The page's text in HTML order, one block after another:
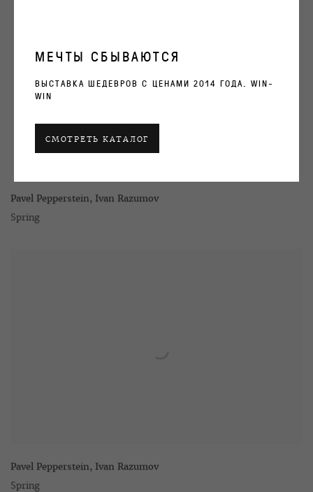
Pavel Pepperstein, Ivan Razumov
Spring
Pavel Pepperstein, Ivan Razumov
Spring
МЕЧТЫ СБЫВАЮТСЯ
ВЫСТАВКА ШЕДЕВРОВ С ЦЕНАМИ 2014 ГОДА. WIN-
WIN
СМОТРЕТЬ КАТАЛОГ